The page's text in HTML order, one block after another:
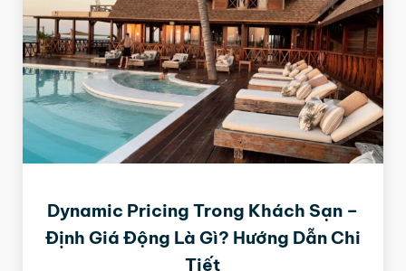
Dynamic Pricing Trong Khách Sạn –
Định Giá Động Là Gì? Hướng Dẫn Chi
Tiết